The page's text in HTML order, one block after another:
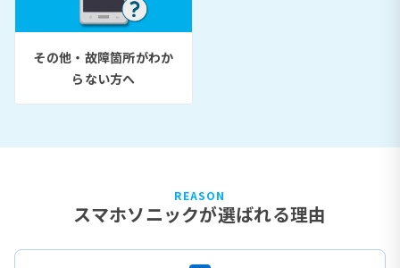
その他・故障箇所がわか
らない方へ
REASON
スマホソニックが選ばれる理由